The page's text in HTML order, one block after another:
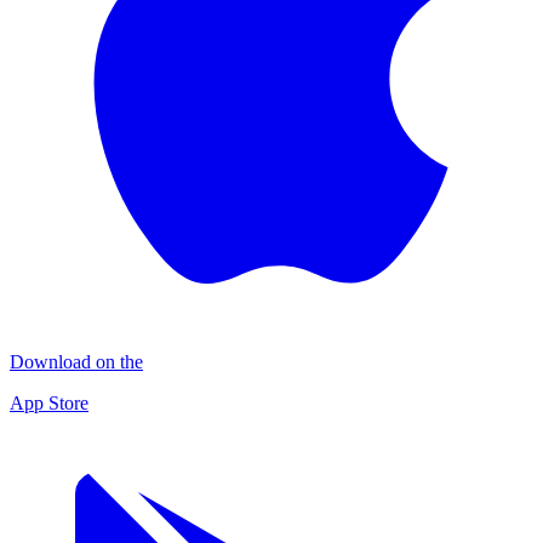
Download on the
App Store